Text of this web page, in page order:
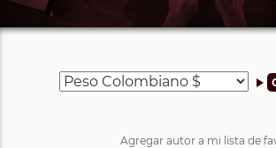
Agregar autor a mi lista de